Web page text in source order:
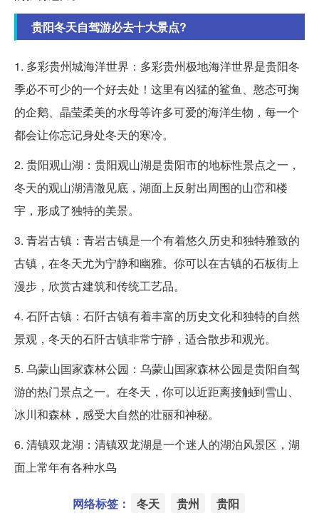
贵阳冬天自驾游必去十大景点?
1. 多彩贵州城海洋世界：多彩贵州极地海洋世界是贵阳冬
季必不可少的一个好去处！这里有凶猛的鲨鱼、憨态可掬
的企鹅、晶莹柔美的水母等许多可爱的海洋生物，每一个
都会让你忘记身处冬天的寒冷。
2. 贵阳观山湖：贵阳观山湖是贵阳市的地标性景点之一，
冬天的观山湖清澈见底，湖面上反射出周围的山峦和楼
宇，形成了独特的美景。
3. 青岩古镇：青岩古镇是一个有着悠久历史和独特雅致的
古镇，在冬天尤为宁静和幽雅。你可以在古镇的石板街上
漫步，欣赏古建筑和传统工艺品。
4. 石阡古镇：石阡古镇有着丰富的历史文化和独特的自然
景观，冬天的石阡古镇非常宁静，适合散步和观光。
5. 乌蒙山国家森林公园：乌蒙山国家森林公园是贵阳自驾
游的热门景点之一。在冬天，你可以近距离接触到雪山、
冰川和森林，感受大自然的壮丽和神秘。
6. 清镇双龙湖：清镇双龙湖是一个迷人的湖泊风景区，湖
面上常年有各种水鸟
网络标签： 冬天 贵州 贵阳